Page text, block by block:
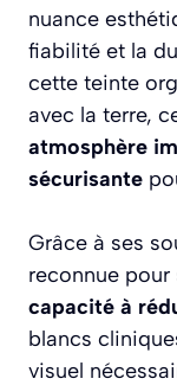
nuance
fiabilité et la
cette teinte
avec la terre,
atmosphère
sécurisante
Grâce à ses
reconnue pour
capacité à
blancs
visuel